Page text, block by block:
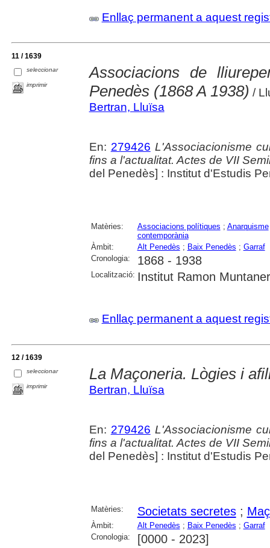
Enllaç permanent a aquest
11 / 1639
seleccionar
imprimir
Associacions de
Penedès (1868 A 1938) /
Bertran, Lluïsa
En: 279426 L'Associacionisme
fins a l'actualitat. Actes de VII
del Penedès] : Institut d'Estudis
Matèries: Associacions polítiques ; Anarquisme
contemporània
Àmbit:
Alt Penedès ; Baix Penedès ; Garraf
Cronologia:
1868 - 1938
Localització: Institut Ramon
Enllaç permanent a aquest
12 / 1639
seleccionar
imprimir
La Maçoneria. Lògies i
Bertran, Lluïsa
En: 279426 L'Associacionisme
fins a l'actualitat. Actes de VII
del Penedès] : Institut d'Estudis
Matèries: Societats secretes;
Àmbit: Alt Penedès ; Baix Penedès ; Garraf
Cronologia:
[0000 - 2023]